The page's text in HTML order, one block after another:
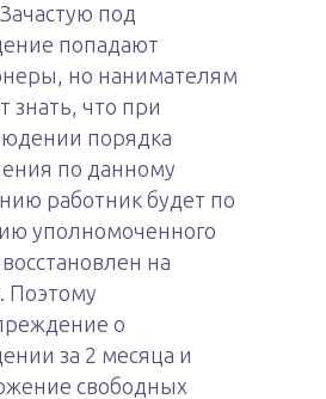
под
попадают
но нанимателям
знать, что при
порядка
по данному
работник будет по
уполномоченного
на
Поэтому
о
за 2 месяца и
свободных